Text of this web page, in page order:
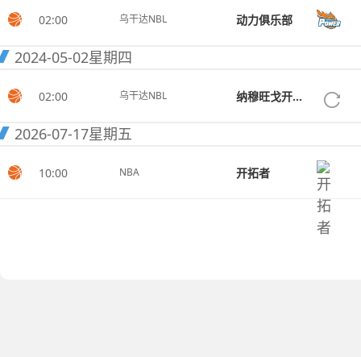
02:00 乌干达NBL 动力俱乐部
2024-05-02星期四
02:00 乌干达NBL 纳穆旺戈开拓者
2026-07-17星期五
10:00 NBA 开拓者